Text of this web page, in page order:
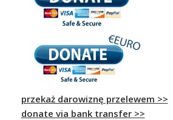
przekaż darowiznę przelewem >>
donate via bank transfer >>